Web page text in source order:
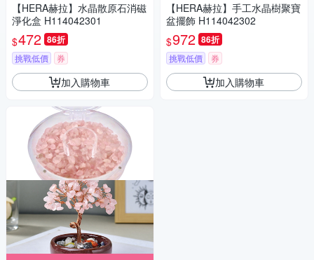
【HERA赫拉】水晶散原石消磁
淨化盒 H114042301
$472 86折
挑戰低價 券
加入購物車
【HERA赫拉】手工水晶樹聚寶
盆擺飾 H114042302
$972 86折
挑戰低價 券
加入購物車